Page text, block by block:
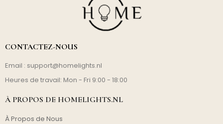
CONTACTEZ-NOUS
Email : support@homelights.nl
Heures de travail: Mon - Fri 9:00 - 18:00
À PROPOS DE HOMELIGHTS.NL
À Propos de Nous